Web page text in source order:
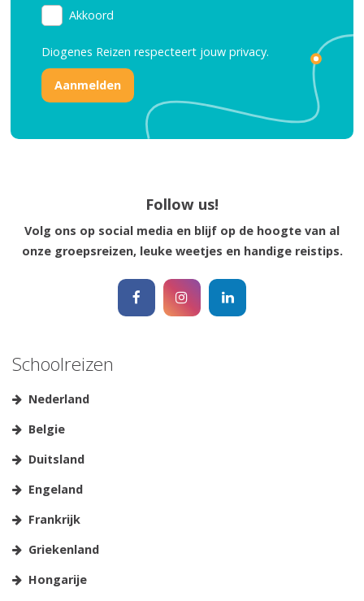
Akkoord
Diogenes Reizen respecteert jouw privacy.
Follow us!
Volg ons op social media en blijf op de hoogte van al
onze groepsreizen, leuke weetjes en handige reistips.
Schoolreizen
Nederland
Belgie
Duitsland
Engeland
Frankrijk
Griekenland
Hongarije
Reisinspiratie nodig?
Nee, ik ben niet geïntereseerd